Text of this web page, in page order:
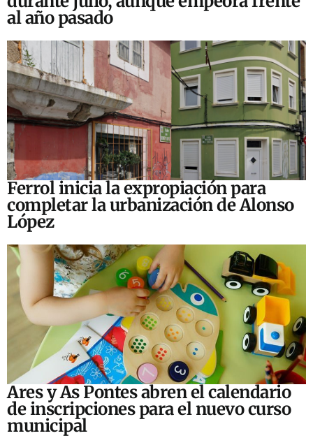
al año pasado
Ferrol inicia la expropiación para
completar la urbanización de Alonso
López
Ares y As Pontes abren el calendario
de inscripciones para el nuevo curso
municipal